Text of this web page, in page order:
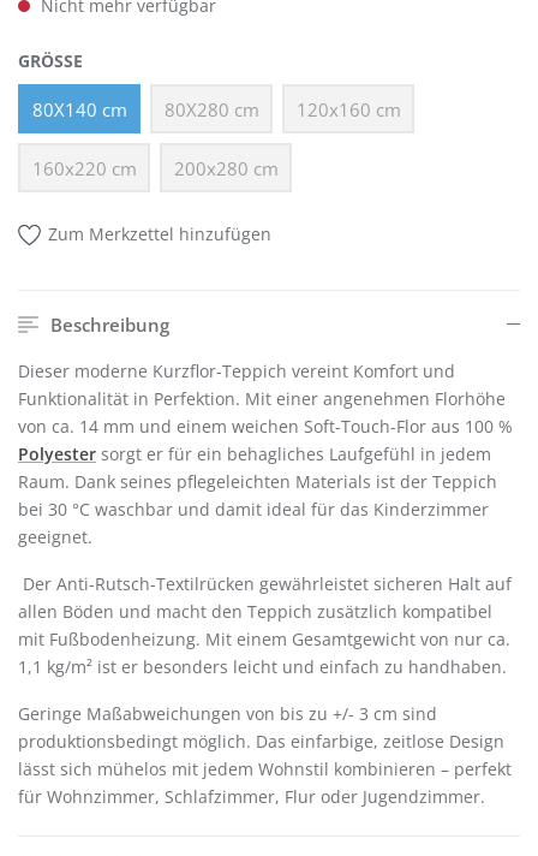
Nicht mehr verfügbar
GRÖSSE
80X140 cm(Diese Option ist zurzeit nicht verfügbar.)
80X280 cm(Diese Option ist zurzeit nicht verfügbar.)
120x160 cm(Diese Option ist zurzeit
160x220 cm(Diese Option ist zurzeit nicht verfügbar.)
200x280 cm(Diese Option ist zurzeit nicht verfügbar.)
Zum Merkzettel hinzufügen
Beschreibung
Dieser moderne Kurzflor-Teppich vereint Komfort und
Funktionalität in Perfektion. Mit einer angenehmen Florhöhe
von ca. 14 mm und einem weichen Soft-Touch-Flor aus 100 %
Polyester sorgt er für ein behagliches Laufgefühl in jedem
Raum. Dank seines pflegeleichten Materials ist der Teppich
bei 30 °C waschbar und damit ideal für das Kinderzimmer
geeignet.
Der Anti-Rutsch-Textilrücken gewährleistet sicheren Halt auf
allen Böden und macht den Teppich zusätzlich kompatibel
mit Fußbodenheizung. Mit einem Gesamtgewicht von nur ca.
1,1 kg/m² ist er besonders leicht und einfach zu handhaben.
Geringe Maßabweichungen von bis zu +/- 3 cm sind
produktionsbedingt möglich. Das einfarbige, zeitlose Design
lässt sich mühelos mit jedem Wohnstil kombinieren – perfekt
für Wohnzimmer, Schlafzimmer, Flur oder Jugendzimmer.